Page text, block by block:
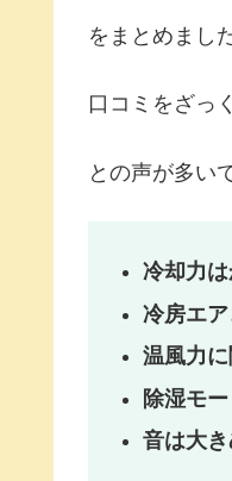
をまとめました
口コミをざっ
との声が多い
冷却力
冷房エ
温風力
除湿モ
音は大